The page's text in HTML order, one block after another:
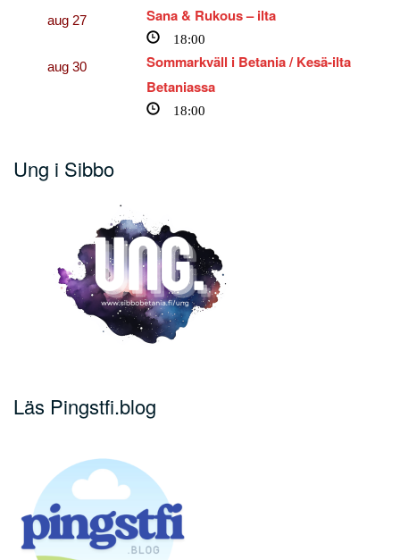
aug 27 Sana & Rukous – ilta
18:00
aug 30
Sommarkväll i Betania / Kesä-ilta
Betaniassa
18:00
Ung i Sibbo
Läs Pingstfi.blog